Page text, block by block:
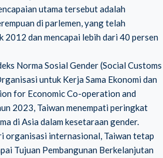
utama tersebut adalah
di parlemen, yang telah
2012 dan mencapai lebih dari 40 persen
Norma Sosial Gender (Social Customs
untuk Kerja Sama Ekonomi dan
for Economic Co-operation and
2023, Taiwan menempati peringkat
di Asia dalam kesetaraan gender.
organisasi internasional, Taiwan tetap
Tujuan Pembangunan Berkelanjutan